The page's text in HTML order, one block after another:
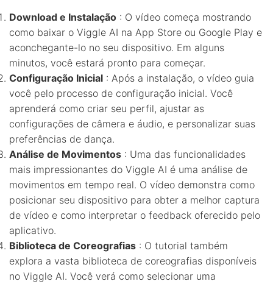
Download e Instalação : O vídeo começa mostrando
como baixar o Viggle AI na App Store ou Google Play e
aconchegante-lo no seu dispositivo. Em alguns
minutos, você estará pronto para começar.
Configuração Inicial : Após a instalação, o vídeo guia
você pelo processo de configuração inicial. Você
aprenderá como criar seu perfil, ajustar as
configurações de câmera e áudio, e personalizar suas
preferências de dança.
Análise de Movimentos : Uma das funcionalidades
mais impressionantes do Viggle AI é uma análise de
movimentos em tempo real. O vídeo demonstra como
posicionar seu dispositivo para obter a melhor captura
de vídeo e como interpretar o feedback oferecido pelo
aplicativo.
Biblioteca de Coreografias : O tutorial também
explora a vasta biblioteca de coreografias disponíveis
no Viggle AI. Você verá como selecionar uma